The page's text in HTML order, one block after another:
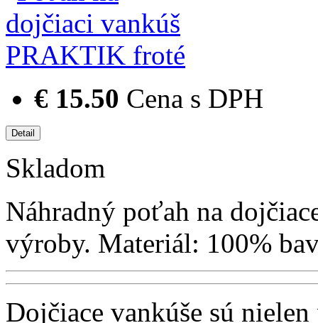
€ 15.50 Cena s DPH
Skladom
Náhradný poťah na
výroby. Materiál: 100%
Dojčiace vankúše sú